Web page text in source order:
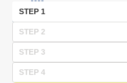
STEP 1
STEP 2
STEP 3
STEP 4